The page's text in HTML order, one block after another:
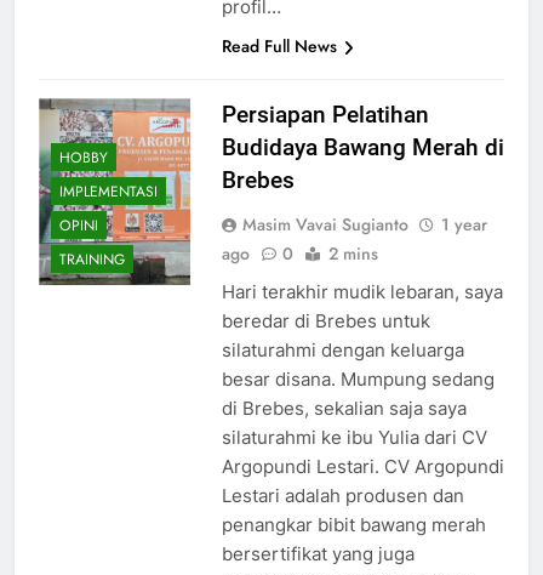
profil…
Read Full News
HOBBY
IMPLEMENTASI
OPINI
TRAINING
Persiapan Pelatihan
Budidaya Bawang Merah di
Brebes
Masim Vavai Sugianto
1 year
ago
0 2 mins
Hari terakhir mudik lebaran, saya
beredar di Brebes untuk
silaturahmi dengan keluarga
besar disana. Mumpung sedang
di Brebes, sekalian saja saya
silaturahmi ke ibu Yulia dari CV
Argopundi Lestari. CV Argopundi
Lestari adalah produsen dan
penangkar bibit bawang merah
bersertifikat yang juga